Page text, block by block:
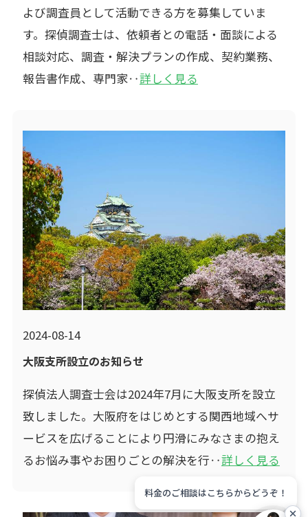
よび調査員として活動できる方を募集していま
す。探偵調査士は、依頼者との電話・面談による
相談対応、調査・解決プランの作成、契約業務、
報告書作成、専門家‥詳しく見る
2024-08-14
大阪支所設立のお知らせ
探偵法人調査士会は2024年7月に大阪支所を設立
致しました。大阪府をはじめとする関西地域へサ
ービスを広げることにより円滑にみなさまの抱え
るお悩み事やお困りごとの解決を行‥詳しく見る
料金のご相談はこちらからどうぞ！